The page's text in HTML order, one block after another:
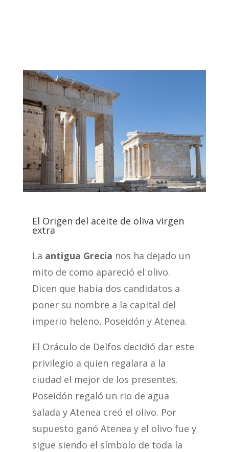
El Origen del aceite de oliva virgen
extra
La antigua Grecia nos ha dejado un
mito de como apareció el olivo.
Dicen que había dos candidatos a
poner su nombre a la capital del
imperio heleno, Poseidón y Atenea.
El Oráculo de Delfos decidió dar este
privilegio a quien regalara a la
ciudad el mejor de los presentes.
Poseidón regaló un rio de agua
salada y Atenea creó el olivo. Por
supuesto ganó Atenea y el olivo fue y
sigue siendo el símbolo de toda la